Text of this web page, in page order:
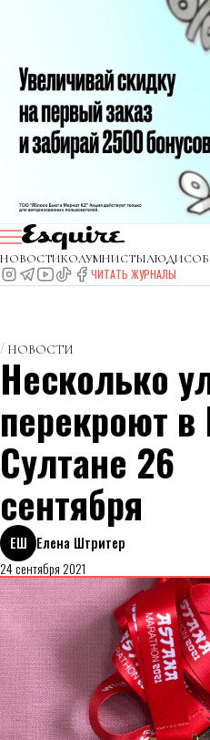
НОВОСТИКОЛУМНИСТЫЛЮДИ
ЧИТАТЬ ЖУРНАЛЫ
НОВОСТИ
Несколько
перекроют в
Султане 26
сентября
ЕШ Елена Штритер
24 сентября 2021